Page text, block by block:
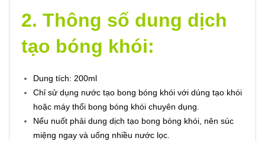
2. Thông số dung dịch
tạo bóng khói:
Dung tích: 200ml
Chỉ sử dụng nước tạo bong bóng khói với dúng tạo khói
hoặc máy thổi bong bóng khói chuyên dụng.
Nếu nuốt phải dung dịch tạo bong bóng khói, nên súc
miệng ngay và uống nhiều nước lọc.